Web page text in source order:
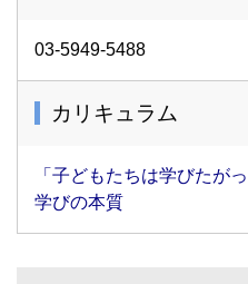
03-5949-5488
カリキュラム
「子どもたちは学びたが
学びの本質